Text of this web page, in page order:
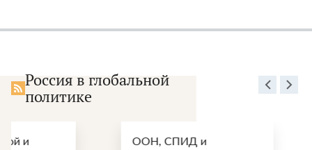
Россия в глобальной
политике